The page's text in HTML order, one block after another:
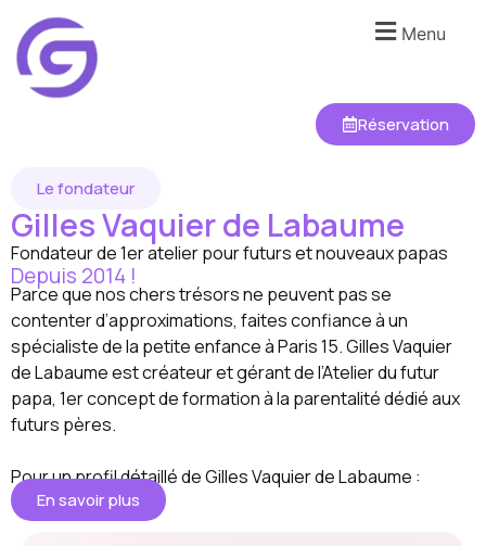
Menu
Réservation
Le fondateur
Gilles Vaquier de Labaume
Fondateur de 1er atelier pour futurs et nouveaux papas
Depuis 2014 !
Parce que nos chers trésors ne peuvent pas se
contenter d’approximations, faites confiance à un
spécialiste de la petite enfance à Paris 15. Gilles Vaquier
de Labaume est créateur et gérant de l’Atelier du futur
papa, 1er concept de formation à la parentalité dédié aux
futurs pères.
Pour un profil détaillé de Gilles Vaquier de Labaume :
En savoir plus